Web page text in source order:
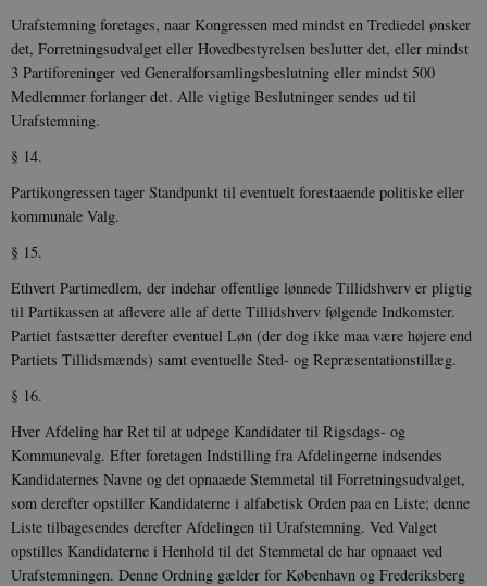
Urafstemning foretages, naar Kongressen med mindst en Trediedel ønsker
det, Forretningsudvalget eller Hovedbestyrelsen beslutter det, eller mindst
3 Partiforeninger ved Generalforsamlingsbeslutning eller mindst 500
Medlemmer forlanger det. Alle vigtige Beslutninger sendes ud til
Urafstemning.
§ 14.
Partikongressen tager Standpunkt til eventuelt forestaaende politiske eller
kommunale Valg.
§ 15.
Ethvert Partimedlem, der indehar offentlige lønnede Tillidshverv er pligtig
til Partikassen at aflevere alle af dette Tillidshverv følgende Indkomster.
Partiet fastsætter derefter eventuel Løn (der dog ikke maa være højere end
Partiets Tillidsmænds) samt eventuelle Sted- og Repræsentationstillæg.
§ 16.
Hver Afdeling har Ret til at udpege Kandidater til Rigsdags- og
Kommunevalg. Efter foretagen Indstilling fra Afdelingerne indsendes
Kandidaternes Navne og det opnaaede Stemmetal til Forretningsudvalget,
som derefter opstiller Kandidaterne i alfabetisk Orden paa en Liste; denne
Liste tilbagesendes derefter Afdelingen til Urafstemning. Ved Valget
opstilles Kandidaterne i Henhold til det Stemmetal de har opnaaet ved
Urafstemningen. Denne Ordning gælder for København og Frederiksberg
CloudFront-
Created-At
.h5p.com Session
_gat_UA-
8822943-1
.danmarkshistorien.dk
58
sekunder